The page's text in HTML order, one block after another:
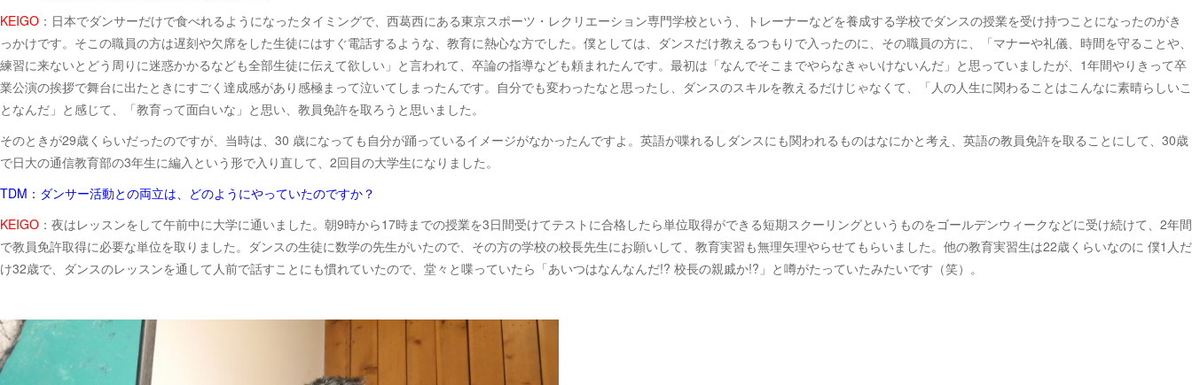
KEIGO ：日本でダンサーだけで食べれるようになったタイミングで、西葛西にある東京スポーツ・レクリエーション専門学校という、トレーナーなどを養成する学校でダンスの授業を受け持つことになったのがき
っかけです。そこの職員の方は遅刻や欠席をした生徒にはすぐ電話するような、教育に熱心な方でした。僕としては、ダンスだけ教えるつもりで入ったのに、その職員の方に、「マナーや礼儀、時間を守ることや、
練習に来ないとどう周りに迷惑かかるなども全部生徒に伝えて欲しい」と言われて、卒論の指導なども頼まれたんです。最初は「なんでそこまでやらなきゃいけないんだ」と思っていましたが、1年間やりきって卒
業公演の挨拶で舞台に出たときにすごく達成感があり感極まって泣いてしまったんです。自分でも変わったなと思ったし、ダンスのスキルを教えるだけじゃなくて、「人の人生に関わることはこんなに素晴らしいこ
となんだ」と感じて、「教育って面白いな」と思い、教員免許を取ろうと思いました。
そのときが29歳くらいだったのですが、当時は、30 歳になっても自分が踊っているイメージがなかったんですよ。英語が喋れるしダンスにも関われるものはなにかと考え、英語の教員免許を取ることにして、30歳
で日大の通信教育部の3年生に編入という形で入り直して、2回目の大学生になりました。
TDM：ダンサー活動との両立は、どのようにやっていたのですか？
KEIGO ：夜はレッスンをして午前中に大学に通いました。朝9時から17時までの授業を3日間受けてテストに合格したら単位取得ができる短期スクーリングというものをゴールデンウィークなどに受け続けて、2年間
で教員免許取得に必要な単位を取りました。ダンスの生徒に数学の先生がいたので、その方の学校の校長先生にお願いして、教育実習も無理矢理やらせてもらいました。他の教育実習生は22歳くらいなのに 僕1人だ
け32歳で、ダンスのレッスンを通して人前で話すことにも慣れていたので、堂々と喋っていたら「あいつはなんなんだ!? 校長の親戚か!?」と噂がたっていたみたいです（笑）。